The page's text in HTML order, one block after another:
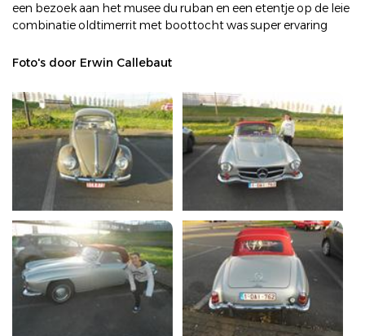
een bezoek aan het musee du ruban en een etentje op de leie
combinatie oldtimerrit met boottocht was super ervaring
Foto's door Erwin Callebaut